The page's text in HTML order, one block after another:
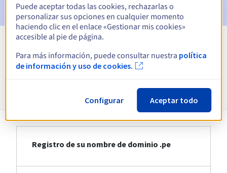
Ver todas las extensiones
Registro de su nombre de dominio .pe
Puede aceptar todas las cookies, rechazarlas o
personalizar sus opciones en cualquier momento
haciendo clic en el enlace «Gestionar mis cookies»
accesible al pie de página.
Para más información, puede consultar nuestra política
de información y uso de cookies.
Configurar Aceptar todo